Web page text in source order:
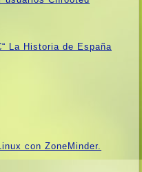
La Historia de España
con ZoneMinder.